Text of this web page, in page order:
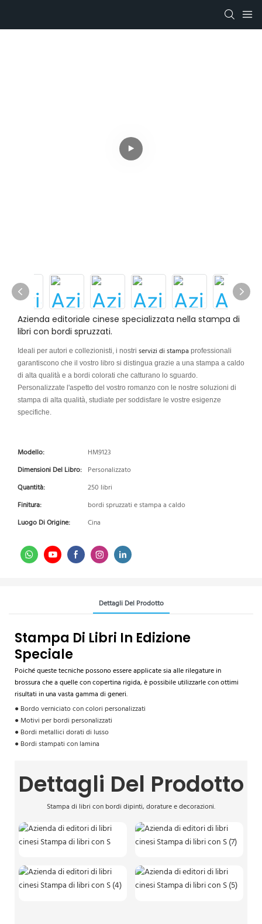
Azienda editoriale cinese specializzata nella stampa di
libri con bordi spruzzati.
Ideali per autori e collezionisti, i nostri servizi di stampa professionali
garantiscono che il vostro libro si distingua grazie a una stampa a caldo
di alta qualità e a bordi colorati che catturano lo sguardo.
Personalizzate l'aspetto del vostro romanzo con le nostre soluzioni di
stampa di alta qualità, studiate per soddisfare le vostre esigenze
specifiche.
Modello:
HM9123
Dimensioni Del Libro: Personalizzato
Quantità:
250 libri
Finitura:
bordi spruzzati e stampa a caldo
Luogo Di Origine:
Cina
Dettagli Del Prodotto
Stampa Di Libri In Edizione
Speciale
Poiché queste tecniche possono essere applicate sia alle rilegature in
brossura che a quelle con copertina rigida, è possibile utilizzarle con ottimi
risultati in una vasta gamma di generi.
● Bordo verniciato con colori personalizzati
● Motivi per bordi personalizzati
● Bordi metallici dorati di lusso
● Bordi stampati con lamina
Dettagli Del Prodotto
Stampa di libri con bordi dipinti, dorature e decorazioni.